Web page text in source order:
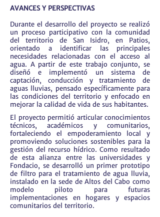
AVANCES Y PERSPECTIVAS
Durante el desarrollo del proyecto se realizó
un proceso participativo con la comunidad
del territorio de San Isidro, en Patios,
orientado a identificar las principales
necesidades relacionadas con el acceso al
agua. A partir de este trabajo conjunto, se
diseñó e implementó un sistema de
captación, conducción y tratamiento de
aguas lluvias, pensado específicamente para
las condiciones del territorio y enfocado en
mejorar la calidad de vida de sus habitantes.
El proyecto permitió articular conocimientos
técnicos, académicos y comunitarios,
fortaleciendo el empoderamiento local y
promoviendo soluciones sostenibles para la
gestión del recurso hídrico. Como resultado
de esta alianza entre las universidades y
Fondacio, se desarrolló un primer prototipo
de filtro para el tratamiento de agua lluvia,
instalado en la sede de Altos del Cabo como
modelo piloto para futuras
implementaciones en hogares y espacios
comunitarios del territorio.